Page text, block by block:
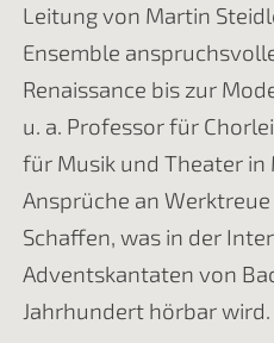
Leitung von Martin
Ensemble
Renaissance bis zur
u. a. Professor für
für Musik und Theater in
Ansprüche an
Schaffen, was in der
Adventskantaten von
Jahrhundert hörbar wird.